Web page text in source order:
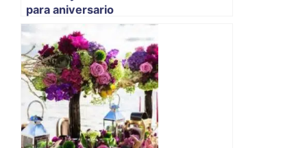
para aniversario